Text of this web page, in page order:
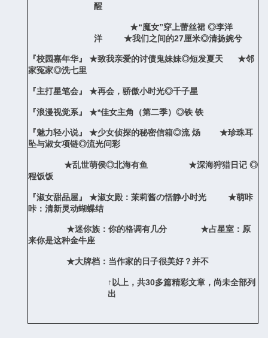
醒
★“魔女”穿上蕾丝裙 ◎李洋
洋 ★我们之间的27厘米◎清扬婉兮
『校园嘉年华』 ★致我亲爱的讨债鬼妹妹◎短发夏天 ★邻
家冤家◎洗七里
『主打星笔会』 ★再会，骄傲小时光◎千子星
『浪漫视觉系』 ★*佳女主角（第二季）◎铁 铁
『魅力轻小说』 ★少女侦探的秘密信箱◎流 炀 ★珍珠耳
坠与淑女项链◎流光问彩
★乱世萌侯◎北海有鱼 ★深海狩猎日记 ◎
程饭饭
『淑女甜品屋』 ★淑女殿：茉莉酱の恬静小时光 ★萌咔
咔：清新灵动蝴蝶结
★迷你族：你的格调有几分 ★占星室：原
来你是这种金牛座
★大牌档：当作家的日子很美好？并不
↑以上，共30多篇精彩文章，尚未全部列
出